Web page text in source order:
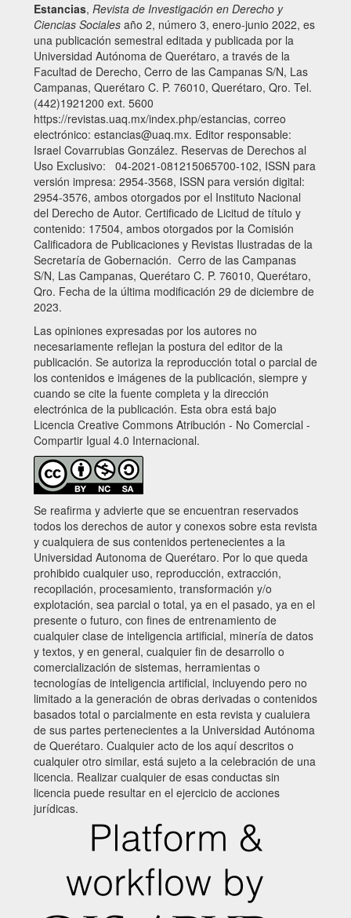
Estancias, Revista de Investigación en Derecho y
Ciencias Sociales año 2, número 3, enero-junio 2022, es
una publicación semestral editada y publicada por la
Universidad Autónoma de Querétaro, a través de la
Facultad de Derecho, Cerro de las Campanas S/N, Las
Campanas, Querétaro C. P. 76010, Querétaro, Qro. Tel.
(442)1921200 ext. 5600
https://revistas.uaq.mx/index.php/estancias, correo
electrónico: estancias@uaq.mx. Editor responsable:
Israel Covarrubias González. Reservas de Derechos al
Uso Exclusivo: 04-2021-081215065700-102, ISSN para
versión impresa: 2954-3568, ISSN para versión digital:
2954-3576, ambos otorgados por el Instituto Nacional
del Derecho de Autor. Certificado de Licitud de título y
contenido: 17504, ambos otorgados por la Comisión
Calificadora de Publicaciones y Revistas Ilustradas de la
Secretaría de Gobernación. Cerro de las Campanas
S/N, Las Campanas, Querétaro C. P. 76010, Querétaro,
Qro. Fecha de la última modificación 29 de diciembre de
2023.
Las opiniones expresadas por los autores no
necesariamente reflejan la postura del editor de la
publicación. Se autoriza la reproducción total o parcial de
los contenidos e imágenes de la publicación, siempre y
cuando se cite la fuente completa y la dirección
electrónica de la publicación. Esta obra está bajo
Licencia Creative Commons Atribución - No Comercial -
Compartir Igual 4.0 Internacional.
Se reafirma y advierte que se encuentran reservados
todos los derechos de autor y conexos sobre esta revista
y cualquiera de sus contenidos pertenecientes a la
Universidad Autonoma de Querétaro. Por lo que queda
prohibido cualquier uso, reproducción, extracción,
recopilación, procesamiento, transformación y/o
explotación, sea parcial o total, ya en el pasado, ya en el
presente o futuro, con fines de entrenamiento de
cualquier clase de inteligencia artificial, minería de datos
y textos, y en general, cualquier fin de desarrollo o
comercialización de sistemas, herramientas o
tecnologías de inteligencia artificial, incluyendo pero no
limitado a la generación de obras derivadas o contenidos
basados total o parcialmente en esta revista y cualuiera
de sus partes pertenecientes a la Universidad Autónoma
de Querétaro. Cualquier acto de los aquí descritos o
cualquier otro similar, está sujeto a la celebración de una
licencia. Realizar cualquier de esas conductas sin
licencia puede resultar en el ejercicio de acciones
jurídicas.